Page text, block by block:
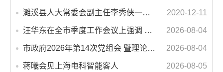
濉溪县人大常委会副主任李秀侠一行调研城乡客运一体化和治超工作 2020-12-11
汪华东在全市季度工作会议上强调 锚定打好“三仗”任务和年度预期目标不动摇 在全市上下掀起比学赶超争先进位的攻坚热潮 2026-08-04
市政府2026年第14次党组会 暨理论学习中心组学习会议召开 蒋曦主持会议并讲话 2026-08-04
蒋曦会见上海电科智能客人 2026-08-05